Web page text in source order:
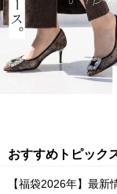
おすすめトピック
【福袋2026年】最新